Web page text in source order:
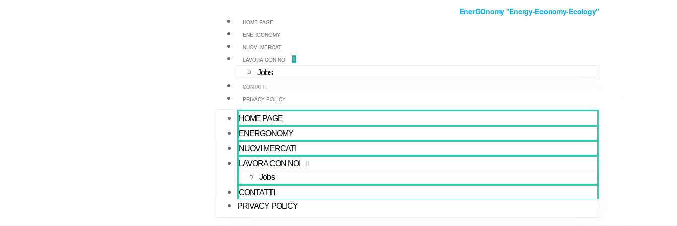
EnerGOnomy "Energy-Economy-Ecology"
HOME PAGE
ENERGONOMY
NUOVI MERCATI
LAVORA CON NOI
Jobs
CONTATTI
PRIVACY POLICY
HOME PAGE
ENERGONOMY
NUOVI MERCATI
LAVORA CON NOI
Jobs
CONTATTI
PRIVACY POLICY